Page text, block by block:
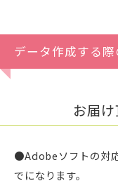
データ作成する
お届
●Adobeソフトの対
でになります。